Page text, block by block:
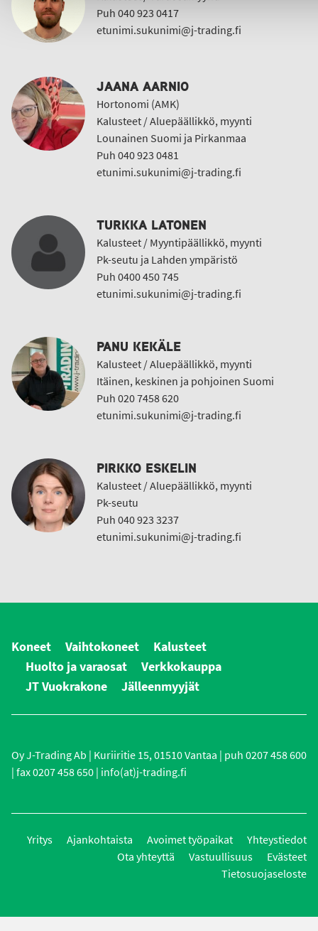
Puh 040 923 0417
etunimi.sukunimi@j-trading.fi
JAANA AARNIO
Hortonomi (AMK)
Kalusteet / Aluepäällikkö, myynti
Lounainen Suomi ja Pirkanmaa
Puh 040 923 0481
etunimi.sukunimi@j-trading.fi
TURKKA LATONEN
Kalusteet / Myyntipäällikkö, myynti
Pk-seutu ja Lahden ympäristö
Puh 0400 450 745
etunimi.sukunimi@j-trading.fi
PANU KEKÄLE
Kalusteet / Aluepäällikkö, myynti
Itäinen, keskinen ja pohjoinen Suomi
Puh 020 7458 620
etunimi.sukunimi@j-trading.fi
PIRKKO ESKELIN
Kalusteet / Aluepäällikkö, myynti
Pk-seutu
Puh 040 923 3237
etunimi.sukunimi@j-trading.fi
Koneet Vaihtokoneet
Kalusteet
Huolto ja varaosat
Verkkokauppa
JT Vuokrakone
Jälleenmyyjät
Oy J-Trading Ab | Kuriiritie 15, 01510 Vantaa | puh 0207 458 600
| fax 0207 458 650 | info(at)j-trading.fi
Yritys Ajankohtaista Avoimet työpaikat
Yhteystiedot
Ota yhteyttä
Vastuullisuus
Evästeet
Tietosuojaseloste